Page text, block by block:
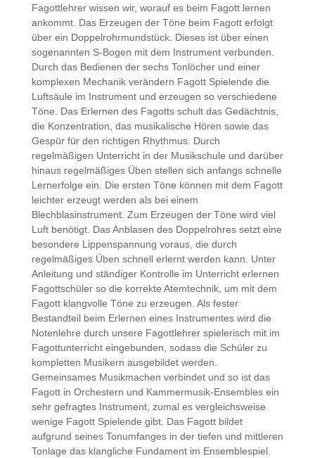
Fagottlehrer wissen wir, worauf es beim Fagott lernen
ankommt. Das Erzeugen der Töne beim Fagott erfolgt
über ein Doppelrohrmundstück. Dieses ist über einen
sogenannten S-Bogen mit dem Instrument verbunden.
Durch das Bedienen der sechs Tonlöcher und einer
komplexen Mechanik verändern Fagott Spielende die
Luftsäule im Instrument und erzeugen so verschiedene
Töne. Das Erlernen des Fagotts schult das Gedächtnis,
die Konzentration, das musikalische Hören sowie das
Gespür für den richtigen Rhythmus. Durch
regelmäßigen Unterricht in der Musikschule und darüber
hinaus regelmäßiges Üben stellen sich anfangs schnelle
Lernerfolge ein. Die ersten Töne können mit dem Fagott
leichter erzeugt werden als bei einem
Blechblasinstrument. Zum Erzeugen der Töne wird viel
Luft benötigt. Das Anblasen des Doppelrohres setzt eine
besondere Lippenspannung voraus, die durch
regelmäßiges Üben schnell erlernt werden kann. Unter
Anleitung und ständiger Kontrolle im Unterricht erlernen
Fagottschüler so die korrekte Atemtechnik, um mit dem
Fagott klangvolle Töne zu erzeugen. Als fester
Bestandteil beim Erlernen eines Instrumentes wird die
Notenlehre durch unsere Fagottlehrer spielerisch mit im
Fagottunterricht eingebunden, sodass die Schüler zu
kompletten Musikern ausgebildet werden.
Gemeinsames Musikmachen verbindet und so ist das
Fagott in Orchestern und Kammermusik-Ensembles ein
sehr gefragtes Instrument, zumal es vergleichsweise
wenige Fagott Spielende gibt. Das Fagott bildet
aufgrund seines Tonumfanges in der tiefen und mittleren
Tonlage das klangliche Fundament im Ensemblespiel.